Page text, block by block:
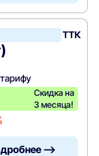
ТТК
Скидка на
3 месяца!
—>